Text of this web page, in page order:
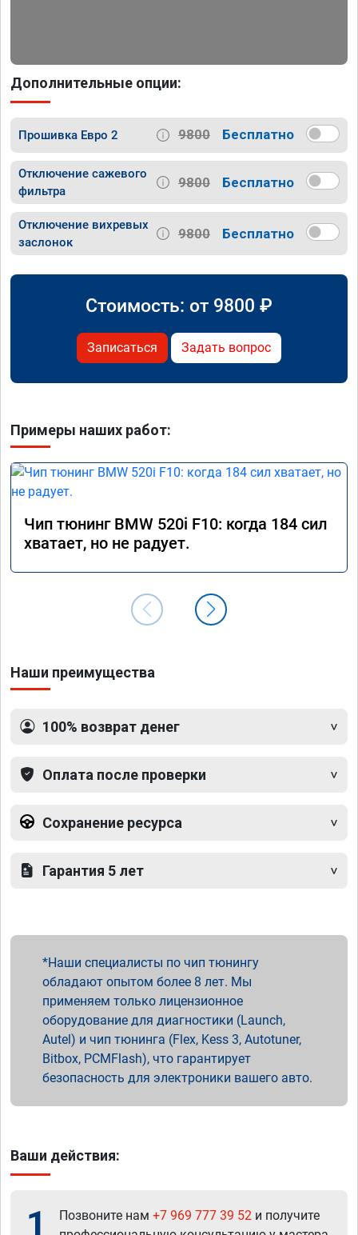
Дополнительные опции:
Прошивка Евро 2 9800 Бесплатно
Отключение сажевого
фильтра
9800 Бесплатно
Отключение вихревых
заслонок
9800 Бесплатно
Стоимость: от 9800 ₽
Записаться Задать вопрос
Примеры наших работ:
Чип тюнинг BMW 520i F10: когда 184 сил
хватает, но не радует.
Наши преимущества
100% возврат денег
Оплата после проверки
Сохранение ресурса
Гарантия 5 лет
Наши специалисты по чип тюнингу
обладают опытом более 8 лет. Мы
применяем только лицензионное
оборудование для диагностики (Launch,
Autel) и чип тюнинга (Flex, Kess 3, Autotuner,
Bitbox, PCMFlash), что гарантирует
безопасность для электроники вашего авто.
Ваши действия:
1 Позвоните нам +7 969 777 39 52 и получите